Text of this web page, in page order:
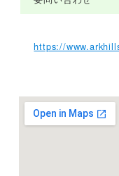
https://